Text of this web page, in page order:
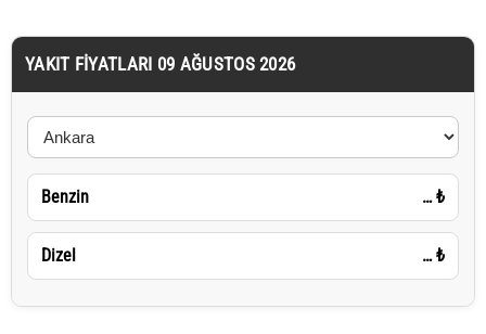
YAKIT FIYATLARI 09 AĞUSTOS 2026
Benzin … ₺
Dizel … ₺